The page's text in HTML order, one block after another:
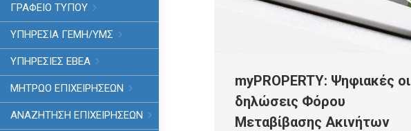
ΓΡΑΦΕΙΟ ΤΥΠΟΥ
ΥΠΗΡΕΣΊΑ ΓΕΜΗ/ΥΜΣ
ΥΠΗΡΕΣΙΕΣ ΕΒΕΑ
ΜΗΤΡΩΟ ΕΠΙΧΕΙΡΗΣΕΩΝ
ΑΝΑΖΗΤΗΣΗ ΕΠΙΧΕΙΡΗΣΕΩΝ
myPROPERTY: Ψηφιακές οι
δηλώσεις Φόρου
Μεταβίβασης Ακινήτων